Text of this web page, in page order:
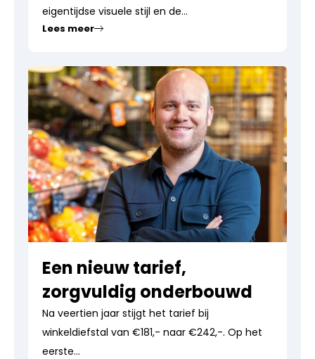
eigentijdse visuele stijl en de...
Lees meer
Een nieuw tarief,
zorgvuldig onderbouwd
Na veertien jaar stijgt het tarief bij
winkeldiefstal van €181,- naar €242,-. Op het
eerste...